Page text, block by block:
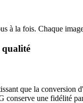
à la fois. Chaque
qualité
que la
une fidélité